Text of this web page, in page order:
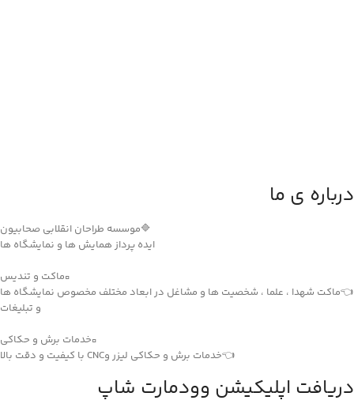
درباره ی ما
🔷موسسه طراحان انقلابی صحابیون
ایده پرداز همایش ها و نمایشگاه ها
▫️ماکت و تندیس
👈ماکت شهدا ، علما ، شخصیت ها و مشاغل در ابعاد مختلف مخصوص نمایشگاه ها
و تبلیغات
▫️خدمات برش و حکاکی
👈خدمات برش و حکاکی لیزر وCNC با کیفیت و دقت بالا
دریافت اپلیکیشن وودمارت شاپ